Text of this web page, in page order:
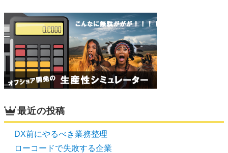
最近の投稿
DX前にやるべき業務整理
ローコードで失敗する企業